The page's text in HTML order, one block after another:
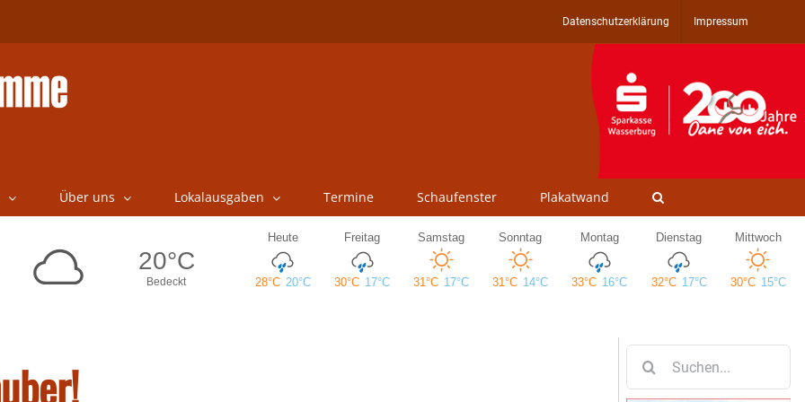
Datenschutzerklärung Impressum
Über uns Lokalausgaben Termine Schaufenster Plakatwand
nach: